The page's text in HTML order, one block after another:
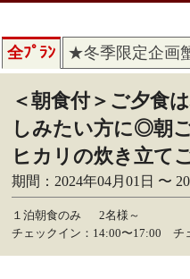
全ﾌﾟﾗﾝ ★冬季限定企画
＜朝食付＞ご夕食
しみたい方に◎朝
ヒカリの炊き立て
期間：2024年04月01日 〜
１泊朝食のみ
2名様～
チェックイン：14:00〜17:00 チ